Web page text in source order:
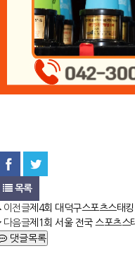
목록
이전글제4회 대덕구스포츠스태
다음글제1회 서울 전국 스포츠스
댓글목록